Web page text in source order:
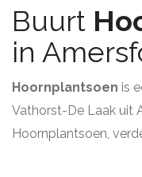
Buurt
in
Hoornplantsoen is
Vathorst-De Laak uit
Hoornplantsoen,